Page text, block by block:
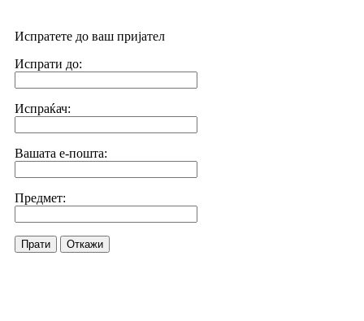
Испратете до ваш пријател
Испрати до:
Испраќач:
Вашата е-пошта:
Предмет:
Прати Откажи